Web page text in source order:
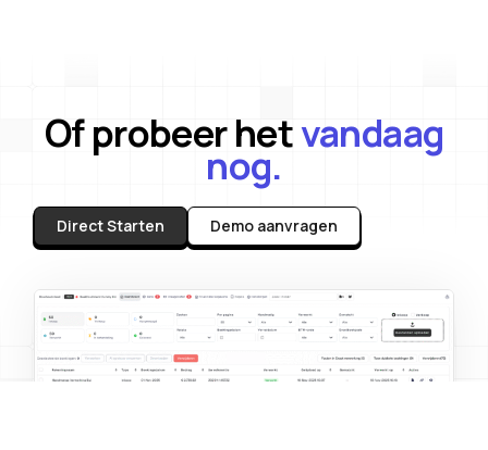
Of probeer hetvandaag
nog.
Direct Starten Demo aanvragen